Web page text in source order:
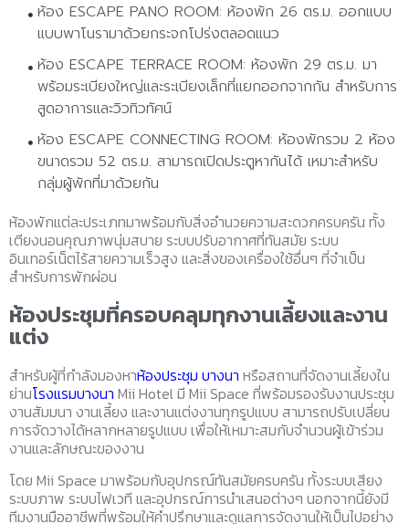
ห้อง ESCAPE PANO ROOM:ห้องพัก 26 ตร.ม. ออกแบบ
แบบพาโนรามาด้วยกระจกโปร่งตลอดแนว
ห้อง ESCAPE TERRACE ROOM: ห้องพัก 29 ตร.ม. มา
พร้อมระเบียงใหญ่และระเบียงเล็กที่แยกออกจากกัน สำหรับการ
สูดอาการและวิวทิวทัศน์
ห้อง ESCAPE CONNECTING ROOM: ห้องพักรวม 2 ห้อง
ขนาดรวม 52 ตร.ม. สามารถเปิดประตูหากันได้ เหมาะสำหรับ
กลุ่มผู้พักที่มาด้วยกัน
ห้องพักแต่ละประเภทมาพร้อมกับสิ่งอำนวยความสะดวกครบครัน ทั้ง
เตียงนอนคุณภาพนุ่มสบาย ระบบปรับอากาศที่ทันสมัย ระบบ
อินเทอร์เน็ตไร้สายความเร็วสูง และสิ่งของเครื่องใช้อื่นๆ ที่จำเป็น
สำหรับการพักผ่อน
ห้องประชุมที่ครอบคลุมทุกงานเลี้ยงและงาน
แต่ง
สำหรับผู้ที่กำลังมองหาห้องประชุม บางนา หรือสถานที่จัดงานเลี้ยงใน
ย่านโรงแรมบางนา Mii Hotel มี Mii Space ที่พร้อมรองรับงานประชุม
งานสัมมนา งานเลี้ยง และงานแต่งงานทุกรูปแบบ สามารถปรับเปลี่ยน
การจัดวางได้หลากหลายรูปแบบ เพื่อให้เหมาะสมกับจำนวนผู้เข้าร่วม
งานและลักษณะของงาน
โดย Mii Space มาพร้อมกับอุปกรณ์ทันสมัยครบครัน ทั้งระบบเสียง
ระบบภาพ ระบบไฟเวที และอุปกรณ์การนำเสนอต่างๆ นอกจากนี้ยังมี
ทีมงานมืออาชีพที่พร้อมให้คำปรึกษาและดูแลการจัดงานให้เป็นไปอย่าง